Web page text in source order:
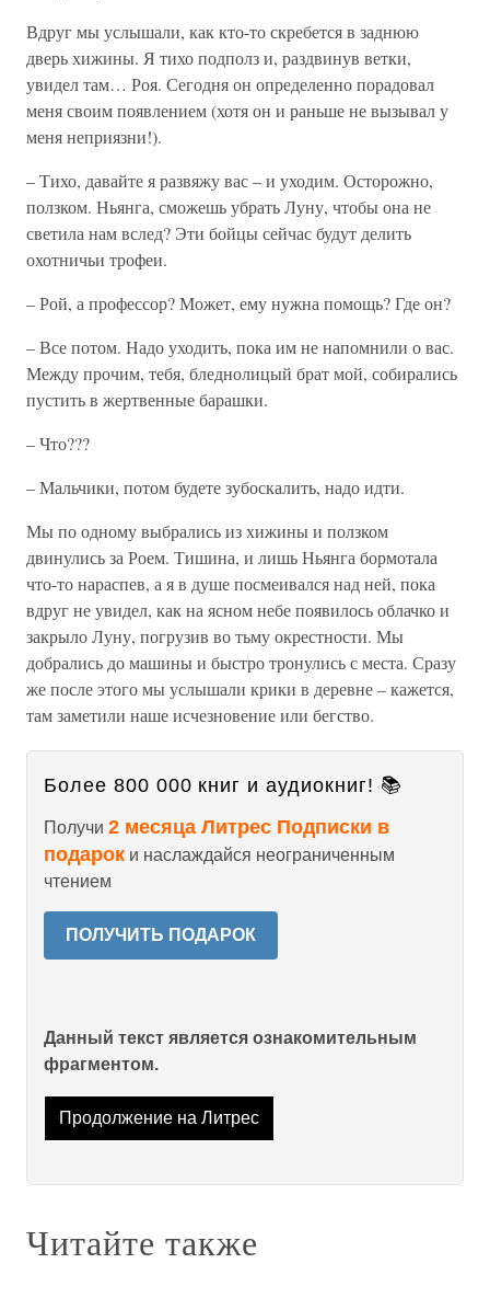
Вдруг мы услышали, как кто-то скребется в заднюю
дверь хижины. Я тихо подполз и, раздвинув ветки,
увидел там… Роя. Сегодня он определенно порадовал
меня своим появлением (хотя он и раньше не вызывал у
меня неприязни!).
– Тихо, давайте я развяжу вас – и уходим. Осторожно,
ползком. Ньянга, сможешь убрать Луну, чтобы она не
светила нам вслед? Эти бойцы сейчас будут делить
охотничьи трофеи.
– Рой, а профессор? Может, ему нужна помощь? Где он?
– Все потом. Надо уходить, пока им не напомнили о вас.
Между прочим, тебя, бледнолицый брат мой, собирались
пустить в жертвенные барашки.
– Что???
– Мальчики, потом будете зубоскалить, надо идти.
Мы по одному выбрались из хижины и ползком
двинулись за Роем. Тишина, и лишь Ньянга бормотала
что-то нараспев, а я в душе посмеивался над ней, пока
вдруг не увидел, как на ясном небе появилось облачко и
закрыло Луну, погрузив во тьму окрестности. Мы
добрались до машины и быстро тронулись с места. Сразу
же после этого мы услышали крики в деревне – кажется,
там заметили наше исчезновение или бегство.
Более 800 000 книг и аудиокниг! 📚
Получи 2 месяца Литрес Подписки в
подарок и наслаждайся неограниченным
чтением
ПОЛУЧИТЬ ПОДАРОК
Данный текст является ознакомительным
фрагментом.
Продолжение на Литрес
Читайте также